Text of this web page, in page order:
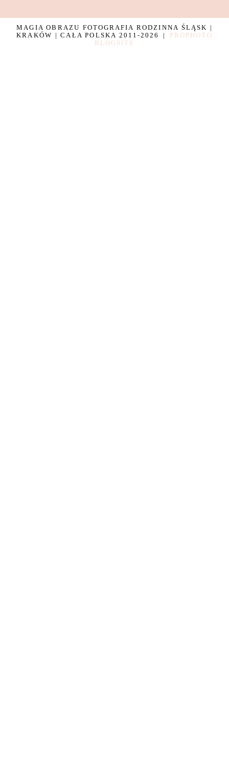
MAGIA OBRAZU FOTOGRAFIA RODZINNA ŚLĄSK |
KRAKÓW | CAŁA POLSKA 2011-2026
|
PROPHOTO
BLOGSITE